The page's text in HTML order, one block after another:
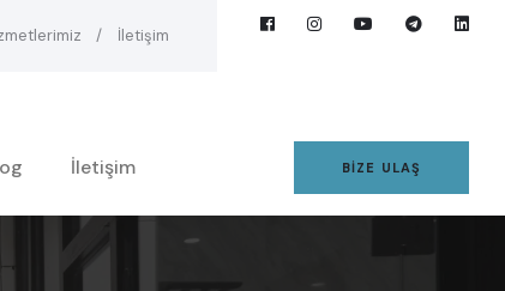
İletişim
İletişim BIZE ULAŞ